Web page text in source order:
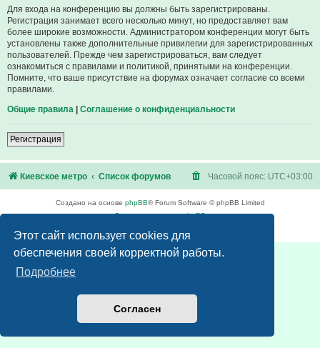
Этот сайт использует cookies для
обеспечения своей корректной работы.
Подробнее
Согласен
Для входа на конференцию вы должны быть зарегистрированы.
Регистрация занимает всего несколько минут, но предоставляет вам
более широкие возможности. Администратором конференции могут быть
установлены также дополнительные привилегии для зарегистрированных
пользователей. Прежде чем зарегистрироваться, вам следует
ознакомиться с правилами и политикой, принятыми на конференции.
Помните, что ваше присутствие на форумах означает согласие со всеми
правилами.
Общие правила Соглашение о конфиденциальности
Регистрация
Киевское метро Список форумов Часовой пояс: UTC+03:00
Создано на основе phpBB® Forum Software © phpBB Limited
Русская поддержка phpBB